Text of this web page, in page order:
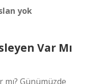
yok
Var Mı
mı? Günümüzde